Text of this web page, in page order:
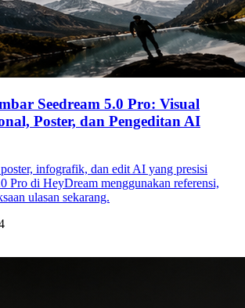
Seedream 5.0 Pro: Visual
Poster, dan Pengeditan AI
infografik, dan edit AI yang presisi
Pro di HeyDream menggunakan referensi,
ulasan sekarang.